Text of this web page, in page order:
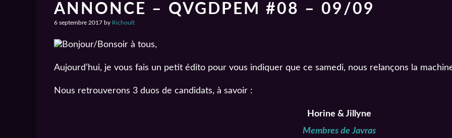
ANNONCE – QVGDPEM #08 – 09/09
6 septembre 2017 by Richoult
Bonjour/Bonsoir à tous,
Aujourd’hui, je vous fais un petit édito pour vous indiquer que ce samedi, nous relançons la
Nous retrouverons 3 duos de candidats, à savoir :
Horine & Jillyne
Membres de Javras